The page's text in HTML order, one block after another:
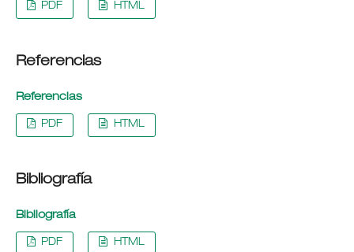
PDF HTML
Referencias
Referencias
PDF HTML
Bibliografía
Bibliografía
PDF HTML